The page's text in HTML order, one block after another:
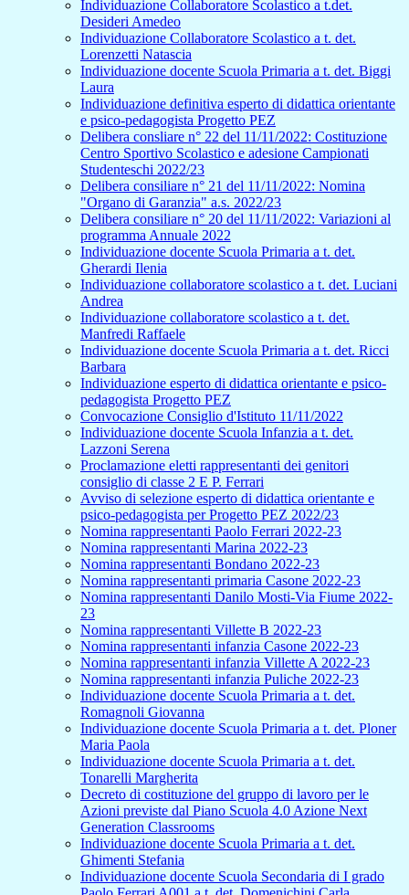
Individuazione Collaboratore Scolastico a t.det.
Desideri Amedeo
Individuazione Collaboratore Scolastico a t. det.
Lorenzetti Natascia
Individuazione docente Scuola Primaria a t. det. Biggi
Laura
Individuazione definitiva esperto di didattica orientante
e psico-pedagogista Progetto PEZ
Delibera consliare n° 22 del 11/11/2022: Costituzione
Centro Sportivo Scolastico e adesione Campionati
Studenteschi 2022/23
Delibera consiliare n° 21 del 11/11/2022: Nomina
"Organo di Garanzia" a.s. 2022/23
Delibera consiliare n° 20 del 11/11/2022: Variazioni al
programma Annuale 2022
Individuazione docente Scuola Primaria a t. det.
Gherardi Ilenia
Individuazione collaboratore scolastico a t. det. Luciani
Andrea
Individuazione collaboratore scolastico a t. det.
Manfredi Raffaele
Individuazione docente Scuola Primaria a t. det. Ricci
Barbara
Individuazione esperto di didattica orientante e psico-
pedagogista Progetto PEZ
Convocazione Consiglio d'Istituto 11/11/2022
Individuazione docente Scuola Infanzia a t. det.
Lazzoni Serena
Proclamazione eletti rappresentanti dei genitori
consiglio di classe 2 E P. Ferrari
Avviso di selezione esperto di didattica orientante e
psico-pedagogista per Progetto PEZ 2022/23
Nomina rappresentanti Paolo Ferrari 2022-23
Nomina rappresentanti Marina 2022-23
Nomina rappresentanti Bondano 2022-23
Nomina rappresentanti primaria Casone 2022-23
Nomina rappresentanti Danilo Mosti-Via Fiume 2022-
23
Nomina rappresentanti Villette B 2022-23
Nomina rappresentanti infanzia Casone 2022-23
Nomina rappresentanti infanzia Villette A 2022-23
Nomina rappresentanti infanzia Puliche 2022-23
Individuazione docente Scuola Primaria a t. det.
Romagnoli Giovanna
Individuazione docente Scuola Primaria a t. det. Ploner
Maria Paola
Individuazione docente Scuola Primaria a t. det.
Tonarelli Margherita
Decreto di costituzione del gruppo di lavoro per le
Azioni previste dal Piano Scuola 4.0 Azione Next
Generation Classrooms
Individuazione docente Scuola Primaria a t. det.
Ghimenti Stefania
Individuazione docente Scuola Secondaria di I grado